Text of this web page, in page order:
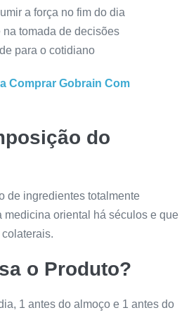
a força no fim do dia
na tomada de decisões
para o cotidiano
Comprar Gobrain Com
do
de ingredientes totalmente
medicina oriental há séculos e que
o Produto?
1 antes do almoço e 1 antes do